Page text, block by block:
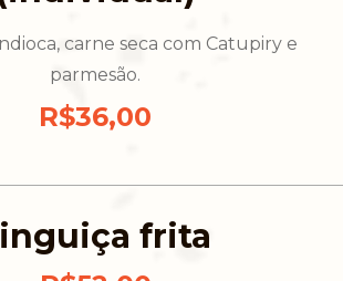
carne seca com Catupiry e
parmesão.
R$36,00
frita